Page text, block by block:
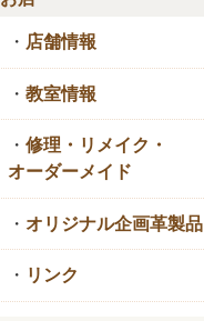
・ 店舗情報
・ 教室情報
・ 修理・リメイク・
オーダーメイド
・ オリジナル企画革製品
・ リンク